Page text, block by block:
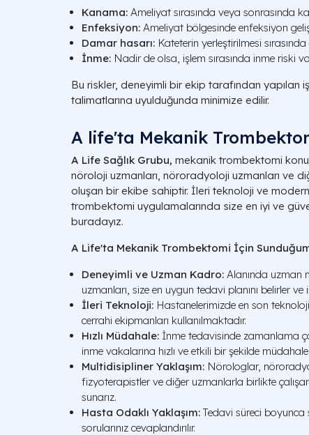
Kanama: Ameliyat sırasında veya sonrasında
Enfeksiyon: Ameliyat bölgesinde enfeksiyon
Damar hasarı: Kateterin yerleştirilmesi
İnme: Nadir de olsa, işlem sırasında inme riski
Bu riskler, deneyimli bir ekip tarafından yapılan
talimatlarına uyulduğunda minimize edilir.
A life'ta Mekanik
A Life Sağlık Grubu, mekanik trombektomi
nöroloji uzmanları, nöroradyoloji uzmanları ve
oluşan bir ekibe sahiptir. İleri teknoloji ve
trombektomi uygulamalarında size en iyi ve
buradayız.
A Life'ta Mekanik Trombektomi İçin
Deneyimli ve Uzman Kadro: Alanında uzman
uzmanları, size en uygun tedavi planını belirler
İleri Teknoloji: Hastanelerimizde en son
cerrahi ekipmanları kullanılmaktadır.
Hızlı Müdahale: İnme tedavisinde zamanlama
inme vakalarına hızlı ve etkili bir şekilde
Multidisipliner Yaklaşım: Nörologlar,
fizyoterapistler ve diğer uzmanlarla birlikte
sunarız.
Hasta Odaklı Yaklaşım: Tedavi süreci boyunca
sorularınız cevaplandırılır.